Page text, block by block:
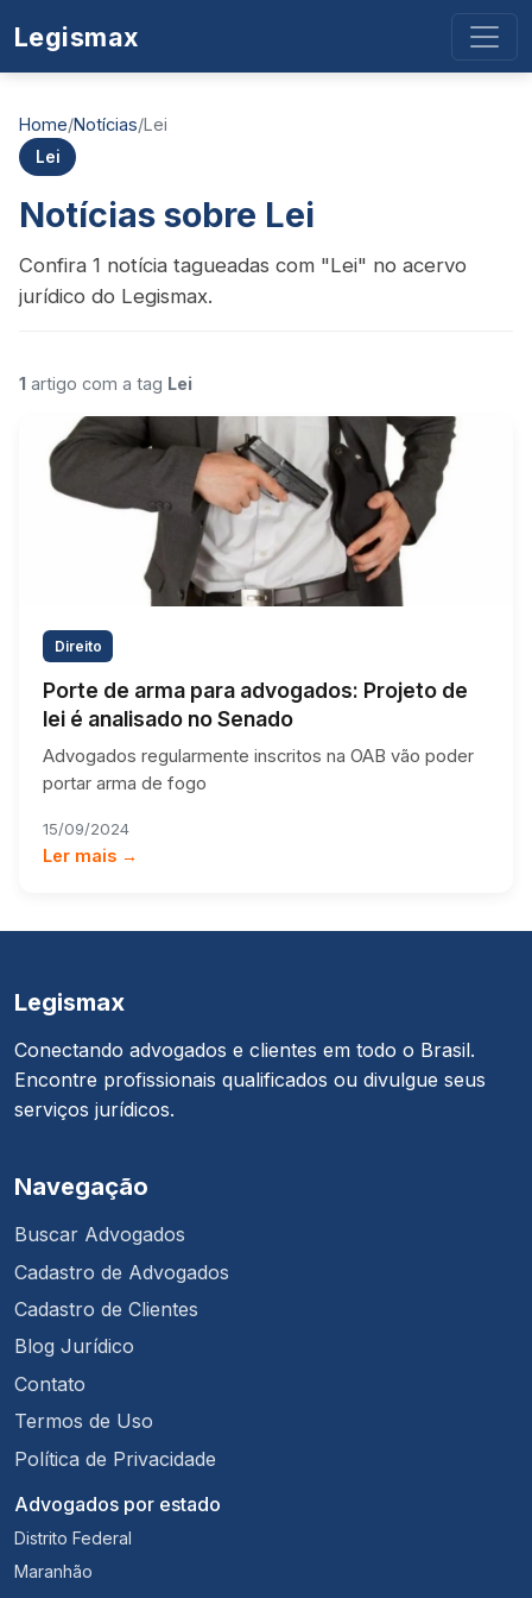
Legismax
Home/Notícias/Lei
Lei
Notícias sobre Lei
Confira 1 notícia tagueadas com "Lei" no acervo
jurídico do Legismax.
1 artigo com a tag Lei
Direito
Porte de arma para advogados: Projeto de
lei é analisado no Senado
Advogados regularmente inscritos na OAB vão poder
portar arma de fogo
15/09/2024
Ler mais →
Legismax
Conectando advogados e clientes em todo o Brasil.
Encontre profissionais qualificados ou divulgue seus
serviços jurídicos.
Navegação
Buscar Advogados
Cadastro de Advogados
Cadastro de Clientes
Blog Jurídico
Contato
Termos de Uso
Política de Privacidade
Advogados por estado
Distrito Federal
Maranhão